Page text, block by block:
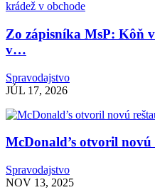
Zo zápisníka MsP: Kôň
v…
Spravodajstvo
JÚL 17, 2026
McDonald’s otvoril
Spravodajstvo
NOV 13, 2025